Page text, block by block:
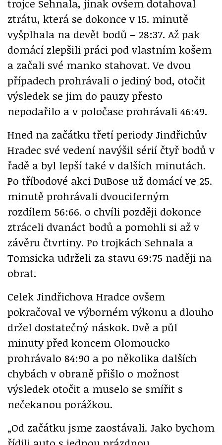
trojce Sehnala, jinak ovšem dotahoval
ztrátu, která se dokonce v 15. minutě
vyšplhala na devět bodů – 28:37. Až pak
domácí zlepšili práci pod vlastním košem
a začali své manko stahovat. Ve dvou
případech prohrávali o jediný bod, otočit
výsledek se jim do pauzy přesto
nepodařilo a v poločase prohrávali 46:49.
Hned na začátku třetí periody Jindřichův
Hradec své vedení navýšil sérií čtyř bodů v
řadě a byl lepší také v dalších minutách.
Po tříbodové akci DuBose už domácí ve 25.
minutě prohrávali dvouciferným
rozdílem 56:66. o chvíli později dokonce
ztráceli dvanáct bodů a pomohli si až v
závěru čtvrtiny. Po trojkách Sehnala a
Tomsicka udrželi za stavu 69:75 naději na
obrat.
Celek Jindřichova Hradce ovšem
pokračoval ve výborném výkonu a dlouho
držel dostatečný náskok. Dvě a půl
minuty před koncem Olomoucko
prohrávalo 84:90 a po několika dalších
chybách v obraně přišlo o možnost
výsledek otočit a muselo se smířit s
nečekanou porážkou.
„Od začátku jsme zaostávali. Jako bychom